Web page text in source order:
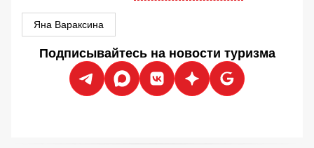
Яна Вараксина
Подписывайтесь на новости туризма